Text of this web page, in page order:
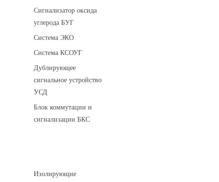
Сигнализатор оксида
углерода БУГ
Система ЭКО
Система КСОУГ
Дублирующее
сигнальное устройство
УСД
Блок коммутации и
сигнализации БКС
Изолирующие